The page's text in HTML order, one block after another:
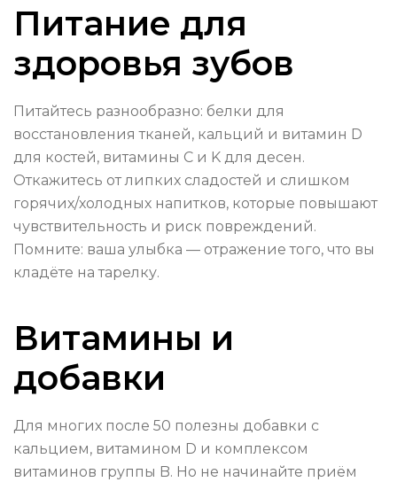
Питание для
здоровья зубов
Питайтесь разнообразно: белки для
восстановления тканей, кальций и витамин D
для костей, витамины C и K для десен.
Откажитесь от липких сладостей и слишком
горячих/холодных напитков, которые повышают
чувствительность и риск повреждений.
Помните: ваша улыбка — отражение того, что вы
кладёте на тарелку.
Витамины и
добавки
Для многих после 50 полезны добавки с
кальцием, витамином D и комплексом
витаминов группы B. Но не начинайте приём